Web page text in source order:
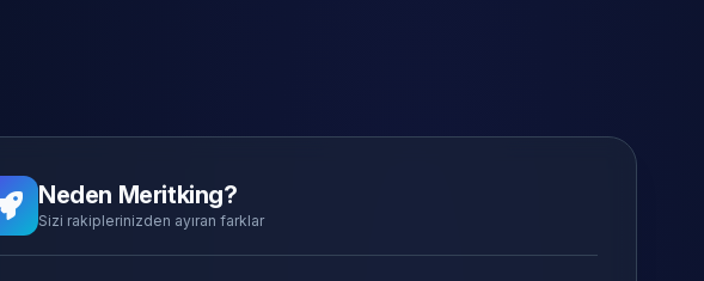
Neden Meritking?
Sizi rakiplerinizden ayıran farklar